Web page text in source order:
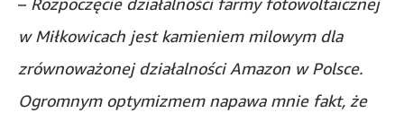
w Miłkowicach jest kamieniem milowym dla
zrównoważonej działalności Amazon w Polsce.
Ogromnym optymizmem napawa mnie fakt, że